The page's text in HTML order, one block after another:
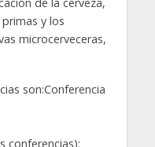
y los
microcerveceras,
son:Conferencia
conferencias):